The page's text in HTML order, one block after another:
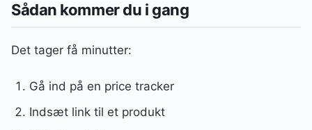
Sådan kommer du i gang
Det tager få minutter:
Gå ind på en price tracker
Indsæt link til et produkt